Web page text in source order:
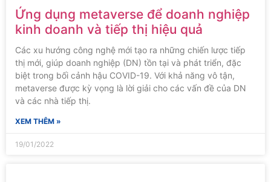
Ứng dụng metaverse để doanh nghiệp
kinh doanh và tiếp thị hiệu quả
Các xu hướng công nghệ mới tạo ra những chiến lược tiếp
thị mới, giúp doanh nghiệp (DN) tồn tại và phát triển, đặc
biệt trong bối cảnh hậu COVID-19. Với khả năng vô tận,
metaverse được kỳ vọng là lời giải cho các vấn đề của DN
và các nhà tiếp thị.
XEM THÊM »
19/01/2022